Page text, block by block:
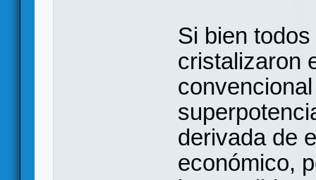
Si bien
cristalizaron
derivada de
económico,